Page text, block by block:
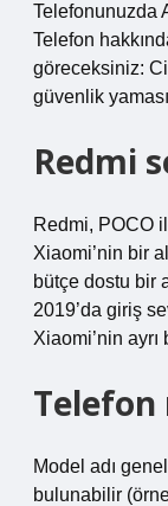
Telefonunuzda
Telefon
göreceksiniz:
güvenlik
Redmi
Redmi, POCO
Xiaomi’nin bir
bütçe dostu bir
2019’da giriş
Xiaomi’nin
Telefon
Model adı
bulunabilir